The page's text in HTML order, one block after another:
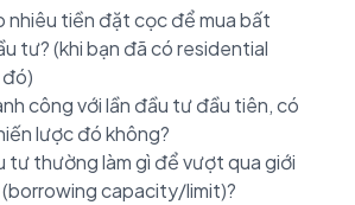
nhiêu tiền đặt cọc để mua bất
tư? (khi bạn đã có residential
công với lần đầu tư đầu tiên, có
lược đó không?
tư thường làm gì để vượt qua giới
(borrowing capacity/limit)?